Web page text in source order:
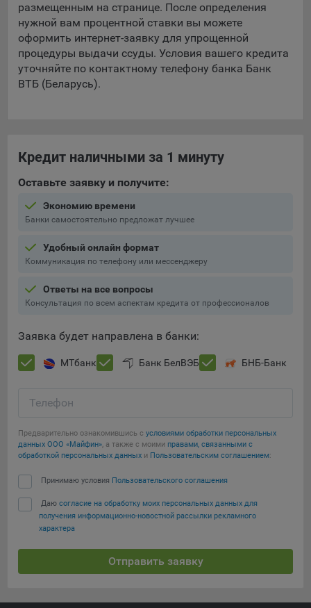
сайта в целом. Общество использует информацию для
анализа трафика на сайтах.
9.5. Файлы cookie, применяемые для определения целевой
аудитории и в рекламных целях, например Яндекс.Метрика,
Google Analytics.
(статистические), установлены на сервере Общества и не
время пользования сайтом;
Остальные - не более года.
определять предпочтения пользователей сайта, в том числе
наиболее и наименее популярные страницы и принимать
предпочтений пользователей.
интернет-сайты в режиме «Инкогнито», чтобы ограничить
автоматически удалять сессионные файлы cookie. Кроме
опцию в истории браузера.
Подробнее о параметрах управления можно ознакомиться,
перейдя по внешним ссылкам, ведущим на
соответствующие страницы сайтов основных браузеров:
Firefox
Chrome
Safari
Opera
Сохранить по умолчанию
размещенным на странице. После определения
нужной вам процентной ставки вы можете
оформить интернет-заявку для упрощенной
процедуры выдачи ссуды. Условия вашего кредита
уточняйте по контактному телефону банка Банк
ВТБ (Беларусь).
Кредит наличными за 1 минуту
Оставьте заявку и получите:
Экономию времени
Банки самостоятельно предложат лучшее
Удобный онлайн формат
Коммуникация по телефону или мессенджеру
Ответы на все вопросы
Консультация по всем аспектам кредита от профессионалов
Заявка будет направлена в банки:
МТбанк Банк БелВЭБ БНБ-Банк
Телефон
Предварительно ознакомившись с условиями обработки персональных
данных ООО «Майфин», а также с моими правами, связанными с
обработкой персональных данных и Пользовательским соглашением:
Принимаю условия Пользовательского соглашения
Даю согласие на обработку моих персональных данных для
получения информационно-новостной рассылки рекламного
характера
Отправить заявку